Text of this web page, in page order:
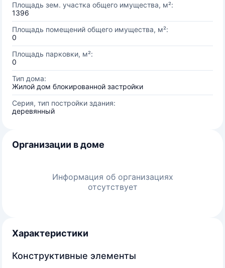
Площадь зем. участка общего имущества, м²:
1396
Площадь помещений общего имущества, м²:
0
Площадь парковки, м²:
0
Тип дома:
Жилой дом блокированной застройки
Серия, тип постройки здания:
деревянный
Организации в доме
Информация об организациях
отсутствует
Характеристики
Конструктивные элементы